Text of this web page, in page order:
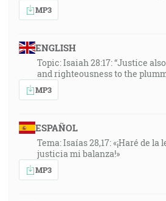
MP3
ENGLISH
Topic: Isaiah 28:17: “Justice
and righteousness to the
MP3
ESPAÑOL
Tema: Isaías 28,17: «¡Haré de
justicia mi balanza!»
MP3